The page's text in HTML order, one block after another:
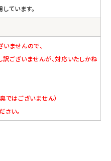
ています。
ませんので、
ございませんが、対応いたしかね
ではございません）
さい。